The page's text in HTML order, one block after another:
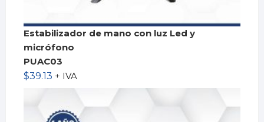
Estabilizador de mano con luz Led y
micrófono
PUAC03
$39.13 + IVA